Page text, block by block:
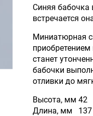
Синяя бабочка
встречается
Миниатюрная
станет
бабочки
отливки до
Высота, мм 42
Длина, мм
137